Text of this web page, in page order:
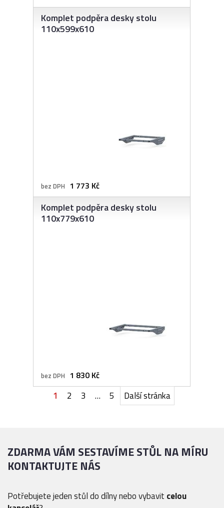
Komplet podpěra desky stolu
110x599x610
bez DPH 1 773 Kč
Komplet podpěra desky stolu
110x779x610
bez DPH 1 830 Kč
1 2 3 … 5 Další stránka
ZDARMA VÁM SESTAVÍME STŮL NA MÍRU
KONTAKTUJTE NÁS
Potřebujete jeden stůl do dílny nebo vybavit celou